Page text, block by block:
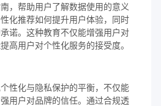
，帮助用户了解数据使用的意义
化推荐如何提升用户体验，同时
诺。这种教育不仅能增强用户对
高用户对个性化服务的接受度。
性化与隐私保护的平衡，不仅能
用户对品牌的信任。通过合规透